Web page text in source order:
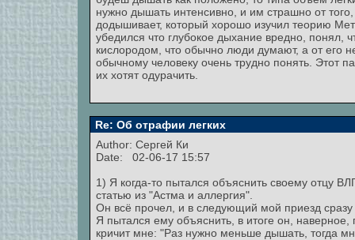
нужно дышать интенсивно, и им страшно от
додышивает, который хорошо изучил теорию
убедился что глубокое дыхание вредно, понял,
кислородом, что обычно люди думают, а от его
обычному человеку очень трудно понять. Этот
их хотят одурачить.
Re: Об отрафии легких
Author: Сергей Ки
Date: 02-06-17 15:57
1) Я когда-то пытался объяснить своему отцу
статью из "Астма и аллергия".
Он всё прочел, и в следующий мой приезд
Я пытался ему объяснить, в итоге он, наверное,
кричит мне: "Раз нужно меньше дышать, тогда